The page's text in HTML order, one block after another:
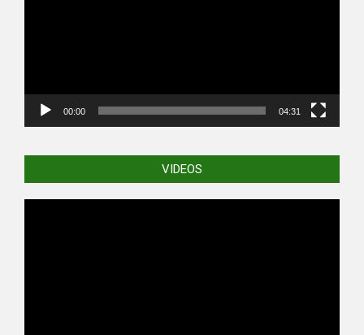
00:00 04:31
VIDEOS